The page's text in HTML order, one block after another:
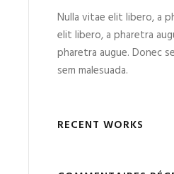
Nulla vitae elit libero, a
elit libero, a pharetra
pharetra augue. Donec
sem malesuada.
RECENT WORKS